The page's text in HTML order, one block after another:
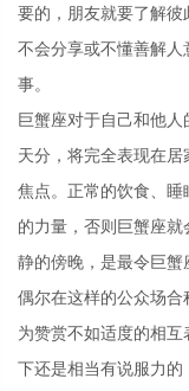
要的，朋友就要了解
不会分享或不懂善解
事。
巨蟹座对于自己和他
天分，将完全表现在
焦点。正常的饮食、
的力量，否则巨蟹座
静的傍晚，是最令巨
偶尔在这样的公众场
为赞赏不如适度的相
下还是相当有说服力的